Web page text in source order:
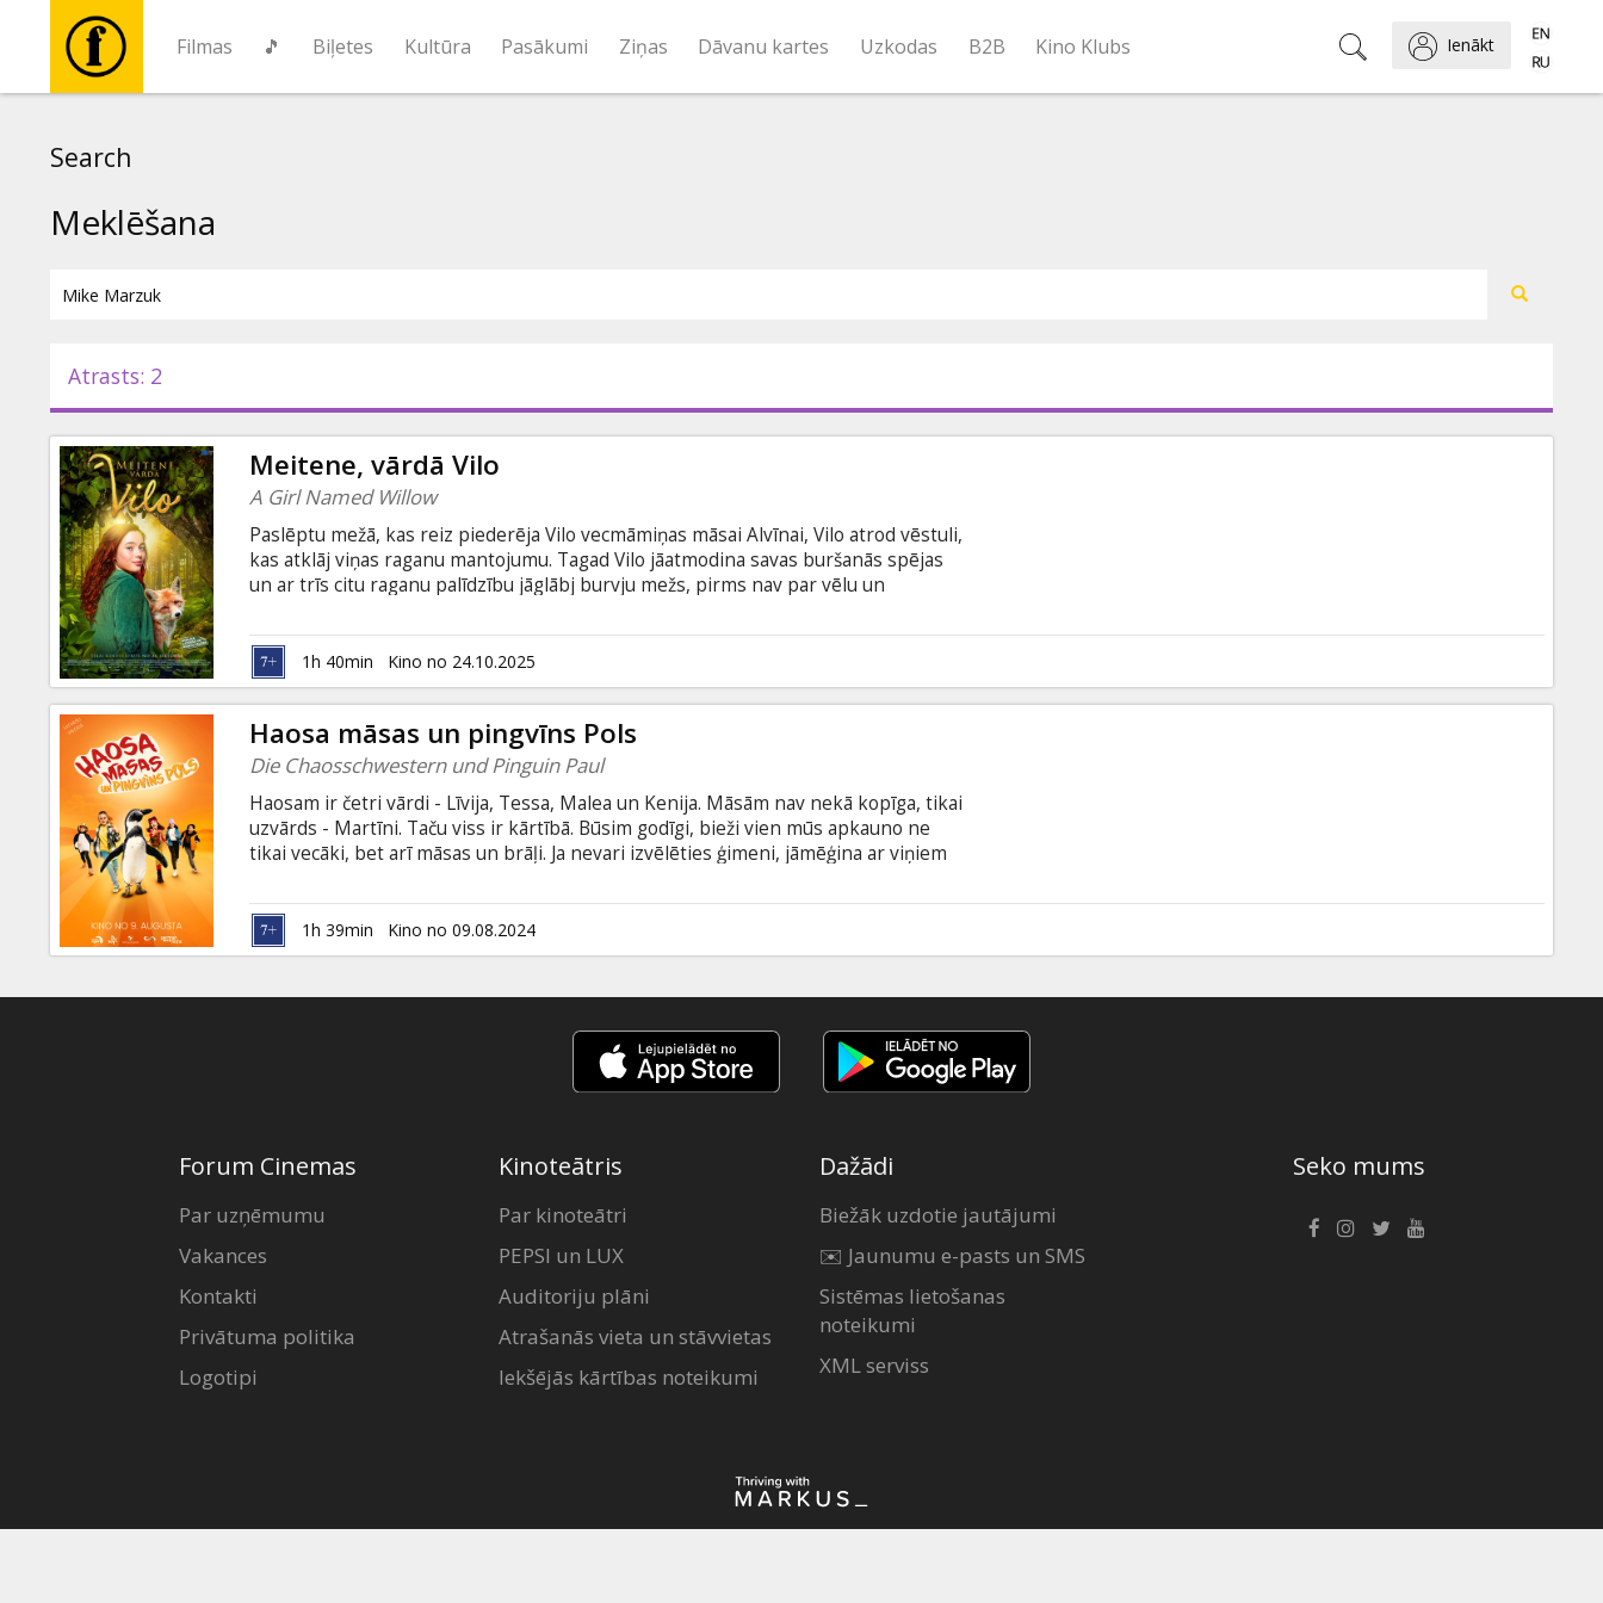
Filmas 🎵 Biļetes Kultūra Pasākumi Ziņas Dāvanu kartes Uzkodas B2B Kino Klubs Ienākt
Pasākumi
Ziņas
Dāvanu
kartes
Uzkodas
B2B
Kino
Klubs
Search
Meklēšana
Atrasts: 2
Meitene, vārdā Vilo
A Girl Named Willow
Paslēptu mežā, kas reiz piederēja Vilo vecmāmiņas māsai Alvīnai, Vilo atrod vēstuli,
kas atklāj viņas raganu mantojumu. Tagad Vilo jāatmodina savas buršanās spējas
un ar trīs citu raganu palīdzību jāglābj burvju mežs, pirms nav par vēlu un
krievu valodā ar subtitriem latviešu valodā.
1h 40min Kino no 24.10.2025
Haosa māsas un pingvīns Pols
Die Chaosschwestern und Pinguin Paul
Haosam ir četri vārdi - Līvija, Tessa, Malea un Kenija. Māsām nav nekā kopīga, tikai
uzvārds - Martīni. Taču viss ir kārtībā. Būsim godīgi, bieži vien mūs apkauno ne
tikai vecāki, bet arī māsas un brāļi. Ja nevari izvēlēties ģimeni, jāmēģina ar viņiem
tiek nolaupīts no zoodārza, un viņš nonāk pie Martīni ģimenes. Haosa māsas
atklāj, ka nolaupītāji ir divi burvju mākslinieki. Viņi grib savā šovā iesaistīt pingvīnu,
lai tādā veidā atjaunotu savu Lasvegasā iesūnojušo karjeru.
1h 39min Kino no 09.08.2024
Forum Cinemas
Par uzņēmumu
Vakances
Kontakti
Privātuma politika
Logotipi
Kinoteātris
Par kinoteātri
PEPSI un LUX
Auditoriju plāni
Atrašanās vieta un stāvvietas
Iekšējās kārtības noteikumi
Dažādi
Biežāk uzdotie jautājumi
✉️ Jaunumu e-pasts un SMS
Sistēmas lietošanas
noteikumi
XML serviss
Seko mums